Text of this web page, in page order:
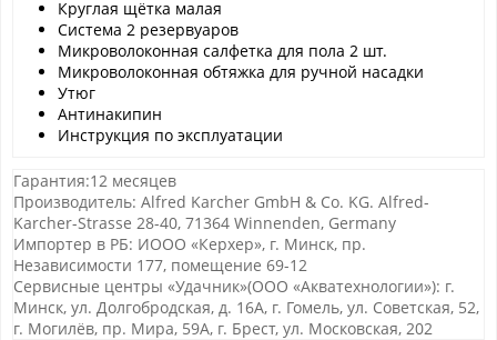
Круглая щётка малая
Система 2 резервуаров
Микроволоконная салфетка для пола 2 шт.
Микроволоконная обтяжка для ручной насадки
Утюг
Антинакипин
Инструкция по эксплуатации
Гарантия:12 месяцев
Производитель: Alfred Karcher GmbH & Co. KG. Alfred-
Karcher-Strasse 28-40, 71364 Winnenden, Germany
Импортер в РБ: ИООО «Керхер», г. Минск, пр.
Независимости 177, помещение 69-12
Сервисные центры «Удачник»(ООО «Акватехнологии»): г.
Минск, ул. Долгобродская, д. 16А, г. Гомель, ул. Советская, 52,
г. Могилёв, пр. Мира, 59А, г. Брест, ул. Московская, 202